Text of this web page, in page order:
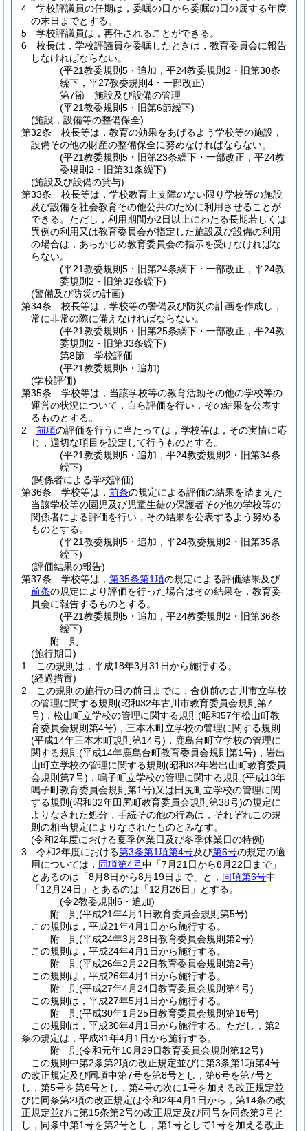
4
学校評議員の任期は，委嘱の日から委嘱の日の属する年度
の末日までとする。
5
学校評議員は，再任されることができる。
6
校長は，学校評議員を委嘱したときは，教育委員会に報告
しなければならない。
(平21教委規則5・追加，平24教委規則2・旧第30条
繰下，平27教委規則4・一部改正)
第7節
施設及び設備の管理
(平21教委規則5・旧第6節繰下)
(施設，設備等の整備保全)
第32条
校長等は，教育の効果をあげるよう学校等の施設，
設備その他の財産の整備保全に努めなければならない。
(平21教委規則5・旧第23条繰下・一部改正，平24教
委規則2・旧第31条繰下)
(施設及び設備の貸与)
第33条
校長等は，学校教育上支障のない限り学校等の施設
及び設備を社会教育その他公共のために利用させることが
できる。 ただし，利用期間が2日以上にわたる長期若しくは
異例の利用又は教育委員会が指定した施設及び設備の利用
の場合は，あらかじめ教育委員会の指示を受けなければな
らない。
(平21教委規則5・旧第24条繰下・一部改正，平24教
委規則2・旧第32条繰下)
(警備及び防災の計画)
第34条
校長等は，学校等の警備及び防災の計画を作成し，
常に非常の際に備えなければならない。
(平21教委規則5・旧第25条繰下・一部改正，平24教
委規則2・旧第33条繰下)
第8節
学校評価
(平21教委規則5・追加)
(学校評価)
第35条
学校等は，当該学校等の教育活動その他の学校等の
運営の状況について，自ら評価を行い，その結果を公表す
るものとする。
2
前項の評価を行うに当たっては，学校等は，その実情に応
じ，適切な項目を設定して行うものとする。
(平21教委規則5・追加，平24教委規則2・旧第34条
繰下)
(関係者による学校評価)
第36条
学校等は， 前条の規定による評価の結果を踏まえた
当該学校等の園児及び児童生徒の保護者その他の学校等の
関係者による評価を行い，その結果を公表するよう努める
ものとする。
(平21教委規則5・追加，平24教委規則2・旧第35条
繰下)
(評価結果の報告)
第37条
学校等は， 第35条第1項の規定による評価結果及び
前条の規定により評価を行った場合はその結果を，教育委
員会に報告するものとする。
(平21教委規則5・追加，平24教委規則2・旧第36条
繰下)
附 則
(施行期日)
1
この規則は，平成18年3月31日から施行する。
(経過措置)
2
この規則の施行の日の前日までに，合併前の古川市立学校
の管理に関する規則 (昭和32年古川市教育委員会規則第7
号) ，松山町立学校の管理に関する規則 (昭和57年松山町教
育委員会規則第4号) ，三本木町立学校の管理に関する規則
(平成14年三本木町規則第14号) ，鹿島台町立学校の管理に
関する規則 (平成14年鹿島台町教育委員会規則第1号) ，岩出
山町立学校の管理に関する規則 (昭和32年岩出山町教育委員
会規則第7号) ，鳴子町立学校の管理に関する規則 (平成13年
鳴子町教育委員会規則第1号)又は田尻町立学校の管理に関
する規則 (昭和32年田尻町教育委員会規則第38号)の規定に
よりなされた処分，手続その他の行為は，それぞれこの規
則の相当規定によりなされたものとみなす。
(令和2年度における夏季休業日及び冬季休業日の特例)
3
令和2年度における第3条第1項第4号及び第6号の規定の適
用については， 同項第4号中「7月21日から8月22日まで」
とあるのは「8月8日から8月19日まで」と， 同項第6号中
「12月24日」とあるのは「12月26日」とする。
(令2教委規則6・追加)
附 則(平成21年4月1日教育委員会規則第5号)
この規則は，平成21年4月1日から施行する。
附 則(平成24年3月28日教育委員会規則第2号)
この規則は，平成24年4月1日から施行する。
附 則(平成26年2月22日教育委員会規則第2号)
この規則は，平成26年4月1日から施行する。
附 則(平成27年4月24日教育委員会規則第4号)
この規則は，平成27年5月1日から施行する。
附 則(平成30年1月25日教育委員会規則第16号)
この規則は，平成30年4月1日から施行する。 ただし，第2
条の規定は，平成31年4月1日から施行する。
附 則(令和元年10月29日教育委員会規則第12号)
この規則中第2条第2項の改正規定並びに第3条第1項第4号
の改正規定及び同項中第7号を第8号とし，第6号を第7号と
し，第5号を第6号とし，第4号の次に1号を加える改正規定並
びに同条第2項の改正規定は令和2年4月1日から，第14条の改
正規定並びに第15条第2号の改正規定及び同号を同条第3号と
し，同条中第1号を第2号とし，第1号として1号を加える改正